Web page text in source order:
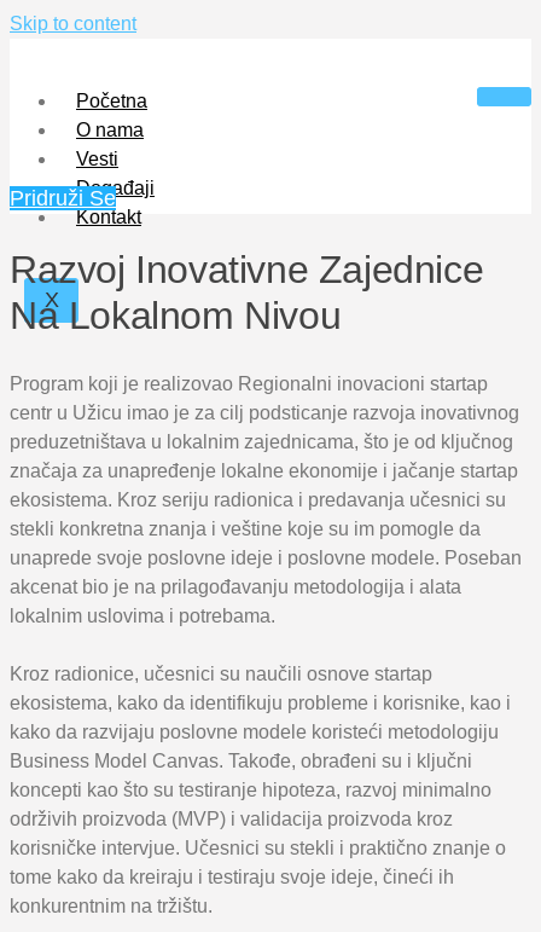
Skip to content
Početna
O nama
Vesti
Događaji
Kontakt
X
Pridruži Se
Razvoj Inovativne Zajednice
Na Lokalnom Nivou
Program koji je realizovao Regionalni inovacioni startap
centr u Užicu imao je za cilj podsticanje razvoja inovativnog
preduzetništava u lokalnim zajednicama, što je od ključnog
značaja za unapređenje lokalne ekonomije i jačanje startap
ekosistema. Kroz seriju radionica i predavanja učesnici su
stekli konkretna znanja i veštine koje su im pomogle da
unaprede svoje poslovne ideje i poslovne modele. Poseban
akcenat bio je na prilagođavanju metodologija i alata
lokalnim uslovima i potrebama.
Kroz radionice, učesnici su naučili osnove startap
ekosistema, kako da identifikuju probleme i korisnike, kao i
kako da razvijaju poslovne modele koristeći metodologiju
Business Model Canvas. Takođe, obrađeni su i ključni
koncepti kao što su testiranje hipoteza, razvoj minimalno
održivih proizvoda (MVP) i validacija proizvoda kroz
korisničke intervjue. Učesnici su stekli i praktično znanje o
tome kako da kreiraju i testiraju svoje ideje, čineći ih
konkurentnim na tržištu.